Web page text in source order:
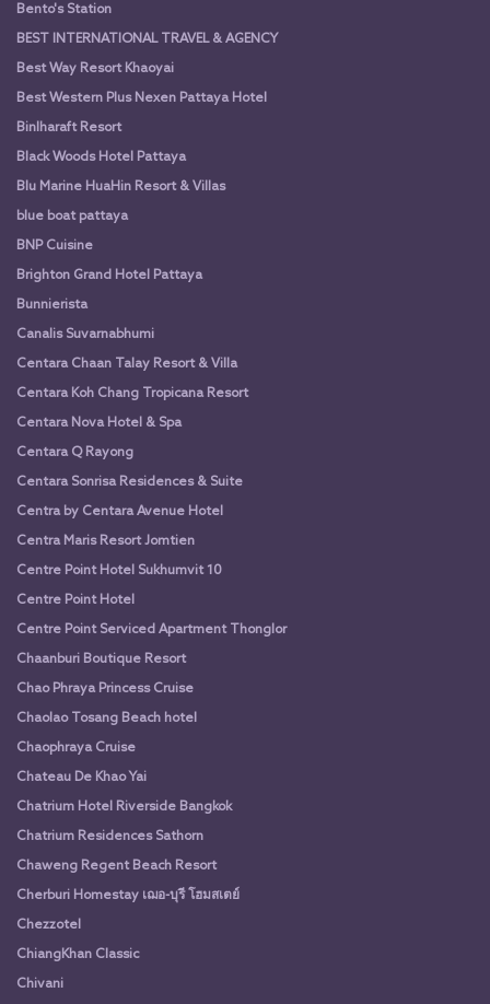
Bento's Station
BEST INTERNATIONAL TRAVEL & AGENCY
Best Way Resort Khaoyai
Best Western Plus Nexen Pattaya Hotel
Binlharaft Resort
Black Woods Hotel Pattaya
Blu Marine HuaHin Resort & Villas
blue boat pattaya
BNP Cuisine
Brighton Grand Hotel Pattaya
Bunnierista
Canalis Suvarnabhumi
Centara Chaan Talay Resort & Villa
Centara Koh Chang Tropicana Resort
Centara Nova Hotel & Spa
Centara Q Rayong
Centara Sonrisa Residences & Suite
Centra by Centara Avenue Hotel
Centra Maris Resort Jomtien
Centre Point Hotel Sukhumvit 10
Centre Point Hotel
Centre Point Serviced Apartment Thonglor
Chaanburi Boutique Resort
Chao Phraya Princess Cruise
Chaolao Tosang Beach hotel
Chaophraya Cruise
Chateau De Khao Yai
Chatrium Hotel Riverside Bangkok
Chatrium Residences Sathorn
Chaweng Regent Beach Resort
Cherburi Homestay เฌอ-บุรี โฮมสเตย์
Chezzotel
ChiangKhan Classic
Chivani